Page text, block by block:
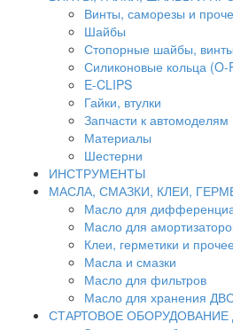
Винты, саморезы и
Шайбы
Стопорные шайбы,
Силиконовые кольца (O-
E-CLIPS
Гайки, втулки
Запчасти к автомоделям
Материалы
Шестерни
ИНСТРУМЕНТЫ
МАСЛА, СМАЗКИ, КЛЕИ,
Масло для
Масло для
Клеи, герметики и прочее
Масла и смазки
Масло для фильтров
Масло для хранения
СТАРТОВОЕ ОБОРУДОВАНИЕ